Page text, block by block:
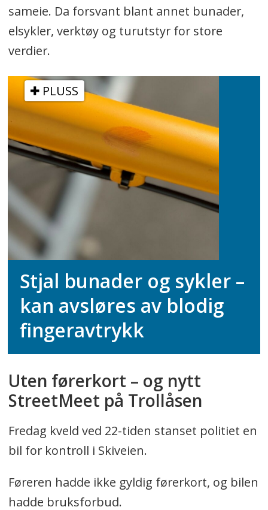
sameie. Da forsvant blant annet bunader,
elsykler, verktøy og turutstyr for store
verdier.
PLUSS
Stjal bunader og sykler –
kan avsløres av blodig
fingeravtrykk
Uten førerkort – og nytt
StreetMeet på Trollåsen
Fredag kveld ved 22-tiden stanset politiet en
bil for kontroll i Skiveien.
Føreren hadde ikke gyldig førerkort, og bilen
hadde bruksforbud.